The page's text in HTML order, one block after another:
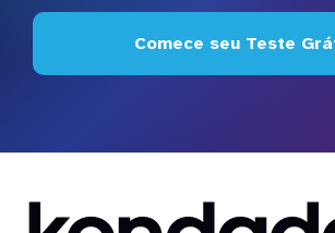
Comece seu Teste